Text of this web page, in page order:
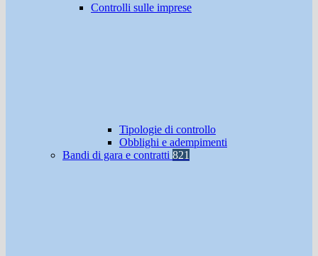
Controlli sulle imprese
Tipologie di controllo
Obblighi e adempimenti
Bandi di gara e contratti 821